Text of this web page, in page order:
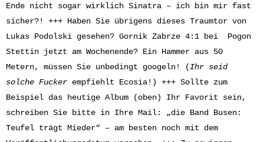
Ende nicht sogar wirklich Sinatra – ich bin mir fast
sicher?! +++ Haben Sie übrigens dieses Traumtor von
Lukas Podolski gesehen? Gornik Zabrze 4:1 bei Pogon
Stettin jetzt am Wochenende? Ein Hammer aus 50
Metern, müssen Sie unbedingt googeln! (Ihr seid
solche Fucker empfiehlt Ecosia!) +++ Sollte zum
Beispiel das heutige Album (oben) Ihr Favorit sein,
schreiben Sie bitte in Ihre Mail: „die Band Busen:
Teufel trägt Mieder“ – am besten noch mit dem